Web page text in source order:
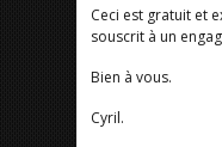
Ceci est gratuit et
souscrit à un
Bien à vous.
Cyril.